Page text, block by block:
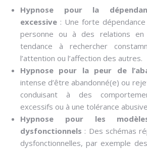
Hypnose pour la
excessive : Une forte
personne ou à des relations en
tendance à rechercher
l’attention ou l’affection des autres.
Hypnose pour la peur de
intense d’être abandonné(e) ou
conduisant à des
excessifs ou à une tolérance
Hypnose pour les
dysfonctionnels : Des schémas
dysfonctionnelles, par exemple